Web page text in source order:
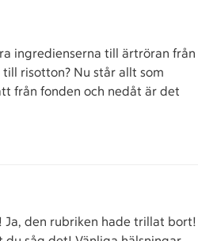
ingredienserna till ärtröran från
risotton? Nu står allt som
från fonden och nedåt är det
Ja, den rubriken hade trillat bort!